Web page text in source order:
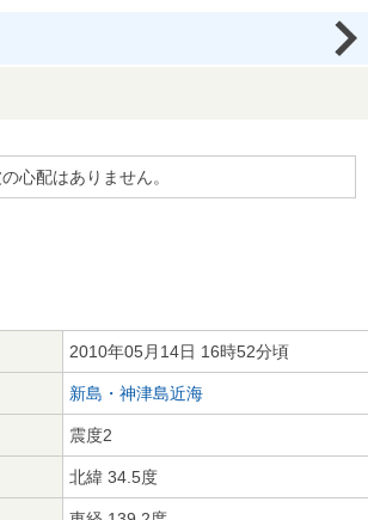
心配はありません。
2010年05月14日 16時52分頃
新島・神津島近海
震度2
北緯 34.5度